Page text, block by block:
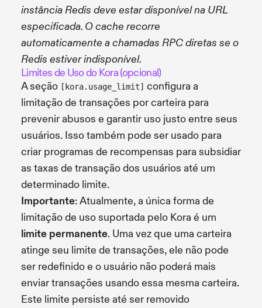
instância Redis deve estar disponível na URL
especificada. O cache recorre
automaticamente a chamadas RPC diretas se o
Redis estiver indisponível.
Limites de Uso do Kora (opcional)
A seção [kora.usage_limit] configura a
limitação de transações por carteira para
prevenir abusos e garantir uso justo entre seus
usuários. Isso também pode ser usado para
criar programas de recompensas para subsidiar
as taxas de transação dos usuários até um
determinado limite.
Importante: Atualmente, a única forma de
limitação de uso suportada pelo Kora é um
limite permanente. Uma vez que uma carteira
atinge seu limite de transações, ele não pode
ser redefinido e o usuário não poderá mais
enviar transações usando essa mesma carteira.
Este limite persiste até ser removido